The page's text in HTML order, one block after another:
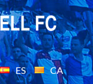
ES CA